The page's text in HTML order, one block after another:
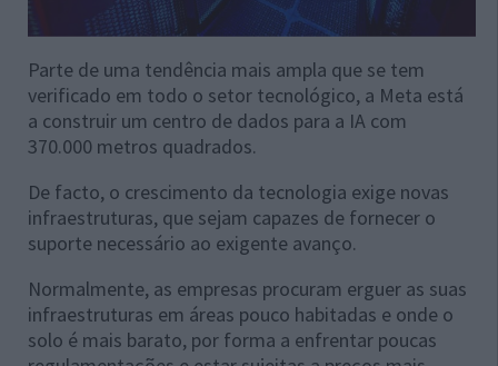
Parte de uma tendência mais ampla que se tem
verificado em todo o setor tecnológico, a Meta está
a construir um centro de dados para a IA com
370.000 metros quadrados.
De facto, o crescimento da tecnologia exige novas
infraestruturas, que sejam capazes de fornecer o
suporte necessário ao exigente avanço.
Normalmente, as empresas procuram erguer as suas
infraestruturas em áreas pouco habitadas e onde o
solo é mais barato, por forma a enfrentar poucas